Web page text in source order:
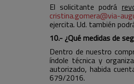
El solicitante podrá
cristina.gomera@via-
ejercita. Ud. también
10.- ¿Qué medidas de
Dentro de nuestro
índole técnica y
autorizado, habida
679/2016.